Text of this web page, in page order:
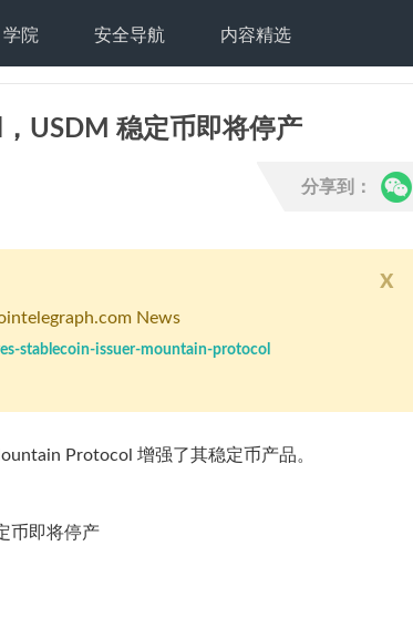
学院 安全导航 内容精选
USDM 稳定币即将停产
x
News
stablecoin-issuer-mountain-protocol
Protocol 增强了其稳定币产品。
分享到：